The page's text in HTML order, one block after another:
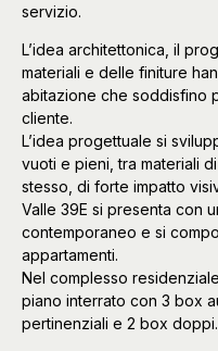
servizio.
L’idea architettonica, il
materiali e delle finiture
abitazione che soddisfino
cliente.
L’idea progettuale si
vuoti e pieni, tra materiali
stesso, di forte impatto
Valle 39E si presenta con
contemporaneo e si
appartamenti.
Nel complesso
piano interrato con 3 box
pertinenziali e 2 box doppi.